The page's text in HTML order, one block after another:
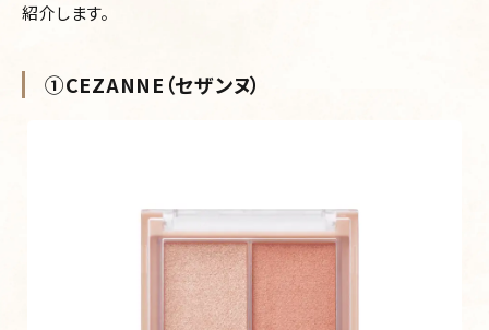
紹介します。
①CEZANNE（セザンヌ）